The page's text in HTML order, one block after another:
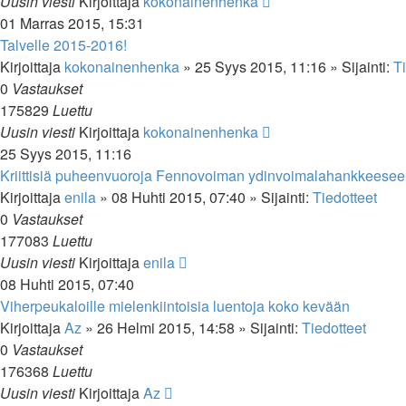
01 Marras 2015, 15:31
Talvelle 2015-2016!
Kirjoittaja kokonainenhenka » 25 Syys 2015, 11:16 » Sijainti:
0 Vastaukset
175829 Luettu
Uusin viesti Kirjoittaja kokonainenhenka
25 Syys 2015, 11:16
Kriittisiä puheenvuoroja Fennovoiman
Kirjoittajaenila » 08 Huhti 2015, 07:40 » Sijainti: Tiedotteet
0 Vastaukset
177083 Luettu
Uusin viesti Kirjoittajaenila
08 Huhti 2015, 07:40
Viherpeukaloille mielenkiintoisia luentoja koko kevään
KirjoittajaAz » 26 Helmi 2015, 14:58 » Sijainti: Tiedotteet
0 Vastaukset
176368 Luettu
Uusin viesti KirjoittajaAz